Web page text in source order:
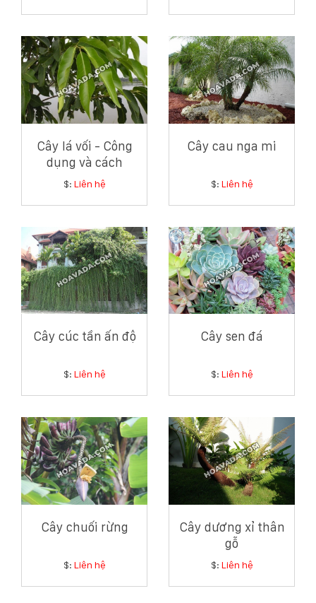
Cây lá vối - Công
dụng và cách
chăm sóc cây lá vối
$: Liên hệ
Cây cau nga mi
$: Liên hệ
Cây cúc tần ấn độ
$: Liên hệ
Cây sen đá
$: Liên hệ
Cây chuối rừng
$: Liên hệ
Cây dương xỉ thân
gỗ
$: Liên hệ